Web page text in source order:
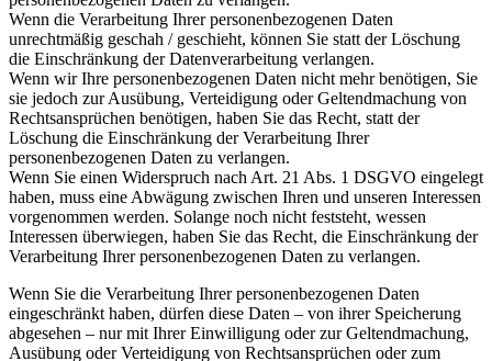
Wenn die Verarbeitung Ihrer personenbezogenen Daten
unrechtmäßig geschah / geschieht, können Sie statt der Löschung
die Einschränkung der Datenverarbeitung verlangen.
Wenn wir Ihre personenbezogenen Daten nicht mehr benötigen, Sie
sie jedoch zur Ausübung, Verteidigung oder Geltendmachung von
Rechtsansprüchen benötigen, haben Sie das Recht, statt der
Löschung die Einschränkung der Verarbeitung Ihrer
personenbezogenen Daten zu verlangen.
Wenn Sie einen Widerspruch nach Art. 21 Abs. 1 DSGVO eingelegt
haben, muss eine Abwägung zwischen Ihren und unseren Interessen
vorgenommen werden. Solange noch nicht feststeht, wessen
Interessen überwiegen, haben Sie das Recht, die Einschränkung der
Verarbeitung Ihrer personenbezogenen Daten zu verlangen.
Wenn Sie die Verarbeitung Ihrer personenbezogenen Daten
eingeschränkt haben, dürfen diese Daten – von ihrer Speicherung
abgesehen – nur mit Ihrer Einwilligung oder zur Geltendmachung,
Ausübung oder Verteidigung von Rechtsansprüchen oder zum